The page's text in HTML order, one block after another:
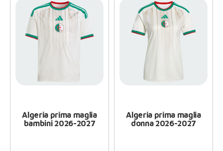
Algeria prima maglia
bambini 2026-2027
Algeria prima maglia
donna 2026-2027